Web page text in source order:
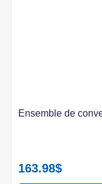
Ensemble de
163.98$